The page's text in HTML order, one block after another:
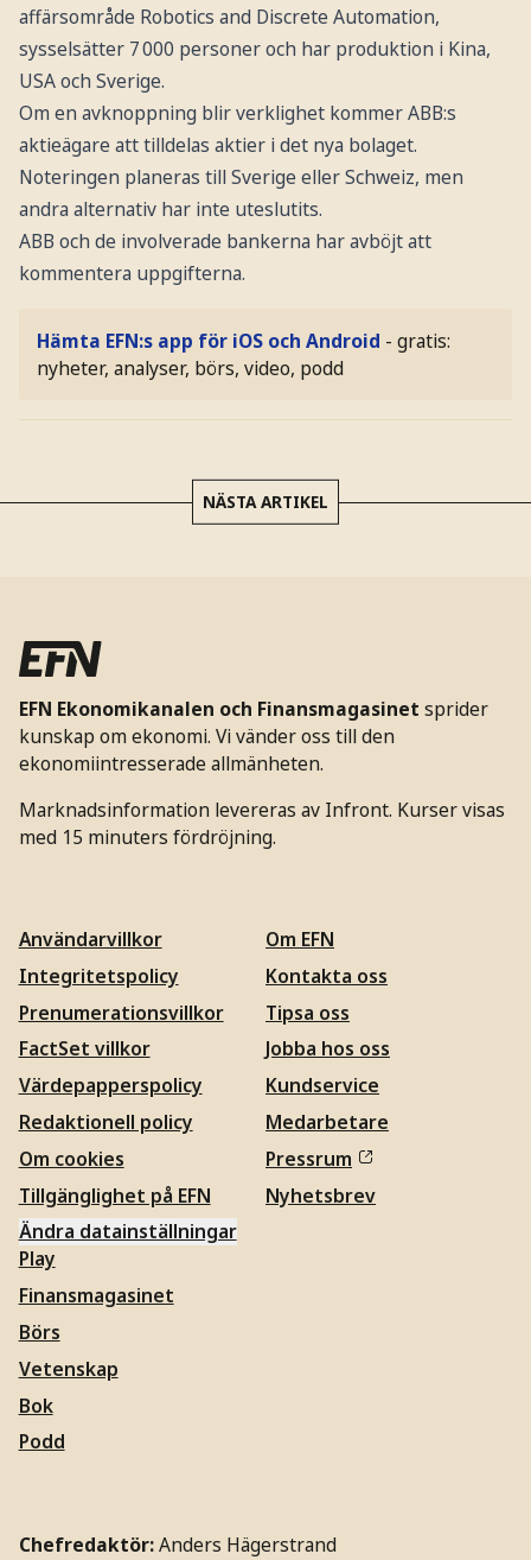
affärsområde Robotics and Discrete Automation,
sysselsätter 7 000 personer och har produktion i Kina,
USA och Sverige.
Om en avknoppning blir verklighet kommer ABB:s
aktieägare att tilldelas aktier i det nya bolaget.
Noteringen planeras till Sverige eller Schweiz, men
andra alternativ har inte uteslutits.
ABB och de involverade bankerna har avböjt att
kommentera uppgifterna.
Hämta EFN:s app för iOS och Android - gratis:
nyheter, analyser, börs, video, podd
NÄSTA ARTIKEL
EFN Ekonomikanalen och Finansmagasinet sprider
kunskap om ekonomi. Vi vänder oss till den
ekonomiintresserade allmänheten.
Marknadsinformation levereras av Infront. Kurser visas
med 15 minuters fördröjning.
Användarvillkor
Integritetspolicy
Prenumerationsvillkor
FactSet villkor
Värdepapperspolicy
Redaktionell policy
Om cookies
Tillgänglighet på EFN
Ändra datainställningar
Om EFN
Kontakta oss
Tipsa oss
Jobba hos oss
Kundservice
Medarbetare
Pressrum
Nyhetsbrev
Play
Finansmagasinet
Börs
Vetenskap
Bok
Podd
Chefredaktör:Anders Hägerstrand